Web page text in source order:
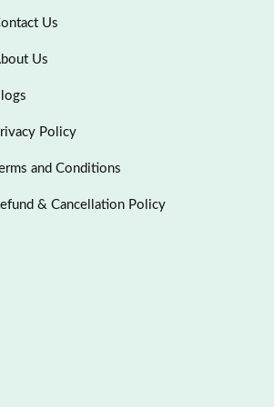
Us
Us
Policy
and Conditions
& Cancellation Policy